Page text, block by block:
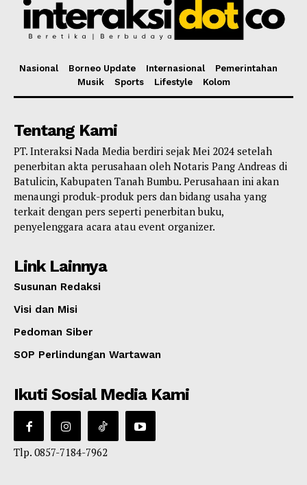
Nasional Borneo Update Internasional
Pemerintahan
Musik
Sports Lifestyle Kolom
Tentang Kami
PT. Interaksi Nada Media berdiri sejak Mei 2024 setelah
penerbitan akta perusahaan oleh Notaris Pang Andreas di
Batulicin, Kabupaten Tanah Bumbu. Perusahaan ini akan
menaungi produk-produk pers dan bidang usaha yang
terkait dengan pers seperti penerbitan buku,
penyelenggara acara atau event organizer.
Link Lainnya
Susunan Redaksi
Visi dan Misi
Pedoman Siber
SOP Perlindungan Wartawan
Ikuti Sosial Media Kami
Tlp. 0857-7184-7962